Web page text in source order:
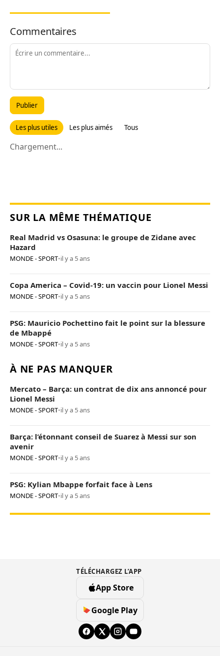
Commentaires
Publier
Les plus utiles Les plus aimés Tous
Chargement...
SUR LA MÊME THÉMATIQUE
Real Madrid vs Osasuna: le groupe de Zidane avec
Hazard
MONDE - SPORT•il y a 5 ans
Copa America – Covid-19: un vaccin pour Lionel Messi
MONDE - SPORT•il y a 5 ans
PSG: Mauricio Pochettino fait le point sur la blessure
de Mbappé
MONDE - SPORT•il y a 5 ans
À NE PAS MANQUER
Mercato – Barça: un contrat de dix ans annoncé pour
Lionel Messi
MONDE - SPORT•il y a 5 ans
Barça: l’étonnant conseil de Suarez à Messi sur son
avenir
MONDE - SPORT•il y a 5 ans
PSG: Kylian Mbappe forfait face à Lens
MONDE - SPORT•il y a 5 ans
TÉLÉCHARGEZ L’APP
App Store
Google Play